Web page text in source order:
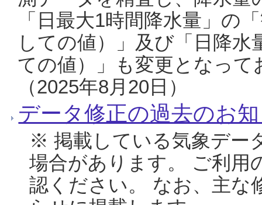
「日最大1時間降水量」の
しての値）」及び「日降
ての値）」も変更となっ
（2025年8月20日）
データ修正の過去のお
※ 掲載している気象デー
場合があります。 ご利用
認ください。 なお、主な